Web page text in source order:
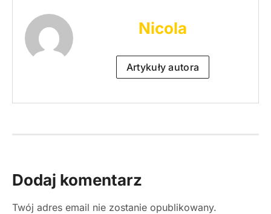
Nicola
Artykuły autora
Dodaj komentarz
Twój adres email nie zostanie opublikowany.